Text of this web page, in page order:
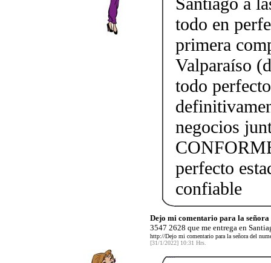
todo en
primera
Valparaíso
todo
negocios
perfecto
confiable
Dejo mi comentario para la
3547 2628 que me entrega en
http://Dejo mi comentario para la señora del
[31/1/2022] 10:31 Hrs.